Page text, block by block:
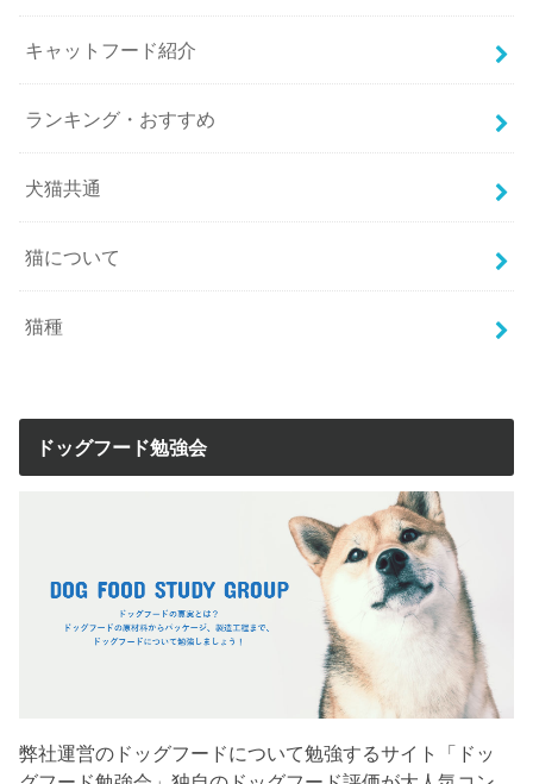
キャットフード紹介
ランキング・おすすめ
犬猫共通
猫について
猫種
ドッグフード勉強会
弊社運営のドッグフードについて勉強するサイト「ドッ